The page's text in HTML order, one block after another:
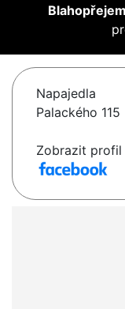
Napajedla
Palackého 115
Zobrazit profil